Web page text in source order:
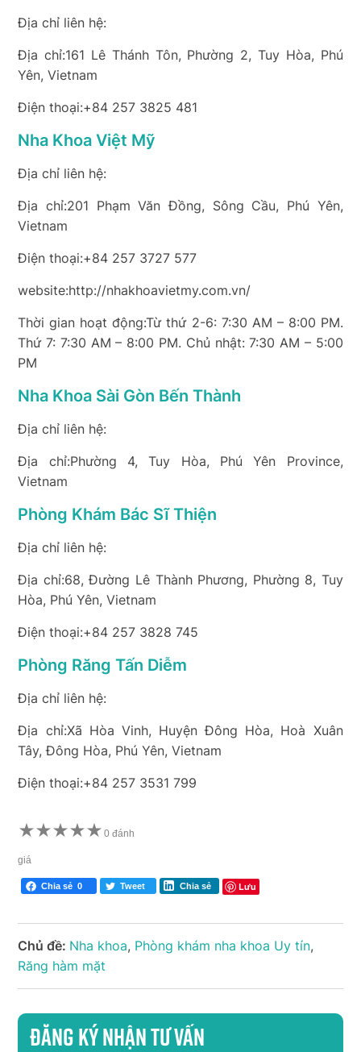
Địa chỉ liên hệ:
Địa chỉ:161 Lê Thánh Tôn, Phường 2, Tuy Hòa, Phú
Yên, Vietnam
Điện thoại:+84 257 3825 481
Nha Khoa Việt Mỹ
Địa chỉ liên hệ:
Địa chỉ:201 Phạm Văn Đồng, Sông Cầu, Phú Yên,
Vietnam
Điện thoại:+84 257 3727 577
website:http://nhakhoavietmy.com.vn/
Thời gian hoạt động:Từ thứ 2-6: 7:30 AM – 8:00 PM.
Thứ 7: 7:30 AM – 8:00 PM. Chủ nhật: 7:30 AM – 5:00
PM
Nha Khoa Sài Gòn Bến Thành
Địa chỉ liên hệ:
Địa chỉ:Phường 4, Tuy Hòa, Phú Yên Province,
Vietnam
Phòng Khám Bác Sĩ Thiện
Địa chỉ liên hệ:
Địa chỉ:68, Đường Lê Thành Phương, Phường 8, Tuy
Hòa, Phú Yên, Vietnam
Điện thoại:+84 257 3828 745
Phòng Răng Tấn Diễm
Địa chỉ liên hệ:
Địa chỉ:Xã Hòa Vinh, Huyện Đông Hòa, Hoà Xuân
Tây, Đông Hòa, Phú Yên, Vietnam
Điện thoại:+84 257 3531 799
★★★★★ 0 đánh
giá
Chia sẻ 0 Tweet Chia sẻ Lưu
Chủ đề: Nha khoa, Phòng khám nha khoa Uy tín,
Răng hàm mặt
Đăng ký nhận tư vấn